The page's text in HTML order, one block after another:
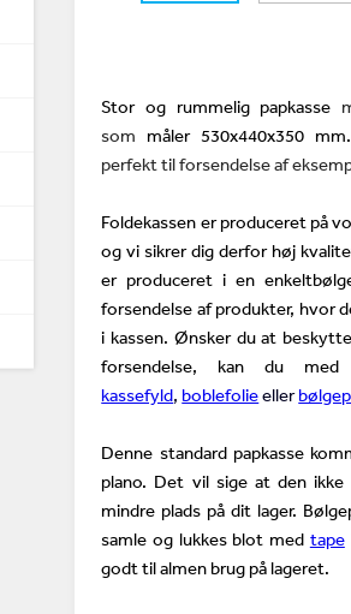
Stor og rummelig papkasse
som måler 530x440x350 mm.
perfekt til forsendelse af
Foldekassen er produceret på
og vi sikrer dig derfor høj
er produceret i en
forsendelse af produkter, hvor
i kassen. Ønsker du at
forsendelse, kan du
kassefyld, boblefolieeller
Denne standard papkasse
plano. Det vil sige at den
mindre plads på dit lager.
samle og lukkes blot med tape
godt til almen brug på lageret.